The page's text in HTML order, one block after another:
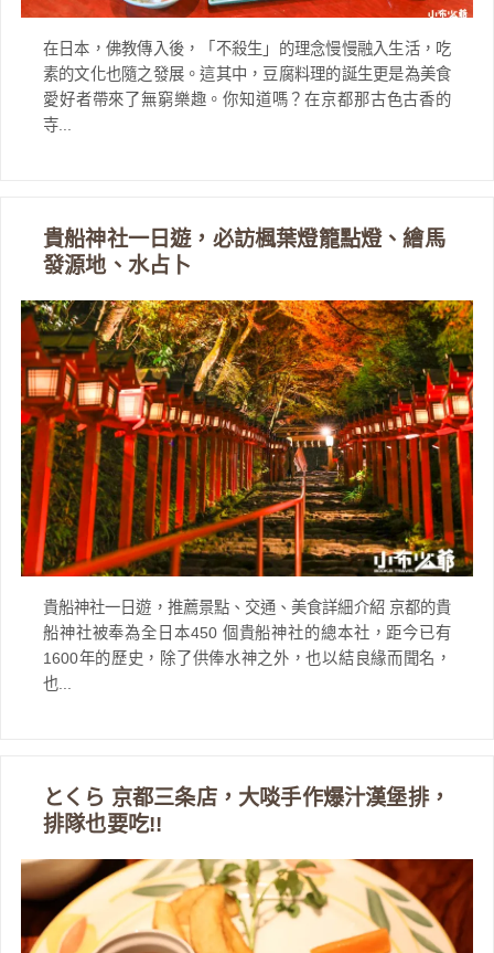
在日本，佛教傳入後，「不殺生」的理念慢慢融入生活，吃
素的文化也隨之發展。這其中，豆腐料理的誕生更是為美食
愛好者帶來了無窮樂趣。你知道嗎？在京都那古色古香的
寺...
貴船神社一日遊，必訪楓葉燈籠點燈、繪馬
發源地、水占卜
貴船神社一日遊，推薦景點、交通、美食詳細介紹 京都的貴
船神社被奉為全日本450 個貴船神社的總本社，距今已有
1600年的歷史，除了供俸水神之外，也以結良緣而聞名，
也...
とくら 京都三条店，大啖手作爆汁漢堡排，
排隊也要吃!!